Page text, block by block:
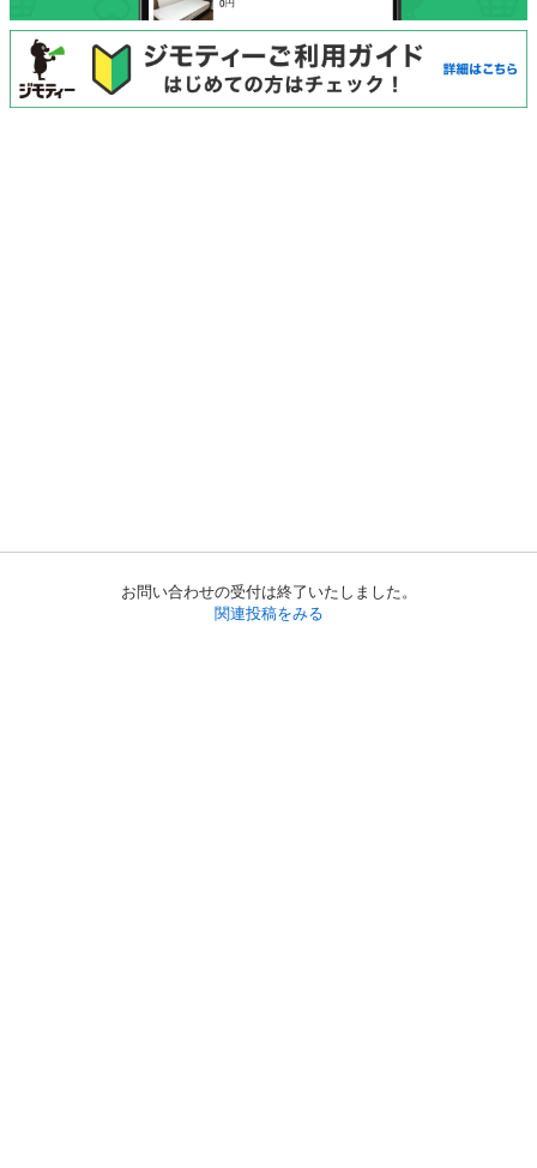
お問い合わせの受付は終了いたしました。
関連投稿をみる